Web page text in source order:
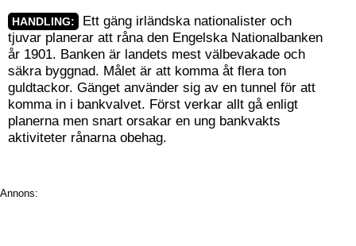
HANDLING:
Ett gäng irländska nationalister och
tjuvar planerar att råna den Engelska Nationalbanken
år 1901. Banken är landets mest välbevakade och
säkra byggnad. Målet är att komma åt flera ton
guldtackor. Gänget använder sig av en tunnel för att
komma in i bankvalvet. Först verkar allt gå enligt
planerna men snart orsakar en ung bankvakts
aktiviteter rånarna obehag.
Annons: